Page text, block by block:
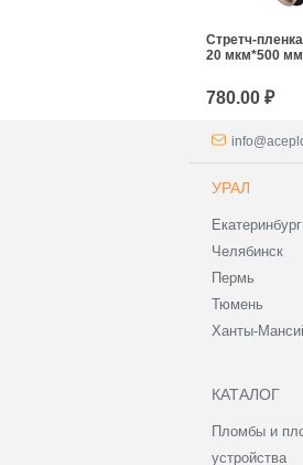
Стретч-
20 мкм*500
780.00 ₽
УРАЛ
Екатеринбург
Челябинск
Пермь
Тюмень
Ханты-
КАТАЛОГ
Пломбы и
устройства